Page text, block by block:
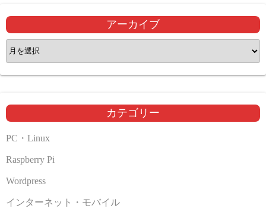
アーカイブ
ア
ー
カ
ブ
カテゴリー
PC・Linux
Raspberry Pi
Wordpress
インターネット・モバイル